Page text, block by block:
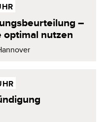
beurteilung –
optimal nutzen